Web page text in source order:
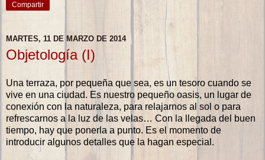
Compartir
MARTES, 11 DE MARZO DE 2014
Objetología (I)
Una terraza, por pequeña que sea, es un tesoro cuando se
vive en una ciudad. Es nuestro pequeño oasis, un lugar de
conexión con la naturaleza, para relajarnos al sol o para
refrescarnos a la luz de las velas… Con la llegada del buen
tiempo, hay que ponerla a punto. Es el momento de
introducir algunos detalles que la hagan especial.